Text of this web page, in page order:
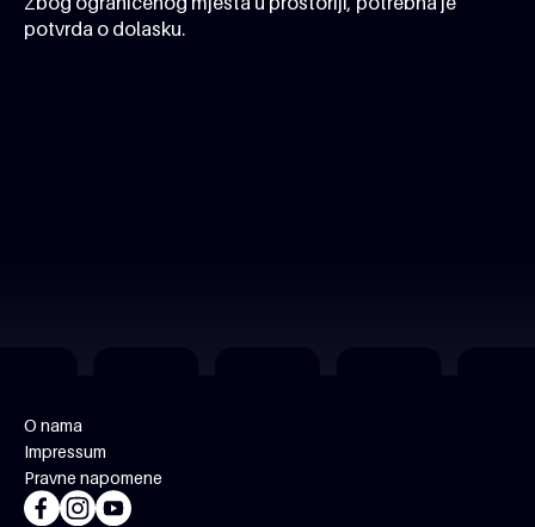
potvrda o dolasku.
O nama
Impressum
Pravne napomene